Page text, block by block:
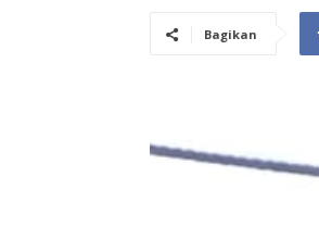
Bagikan